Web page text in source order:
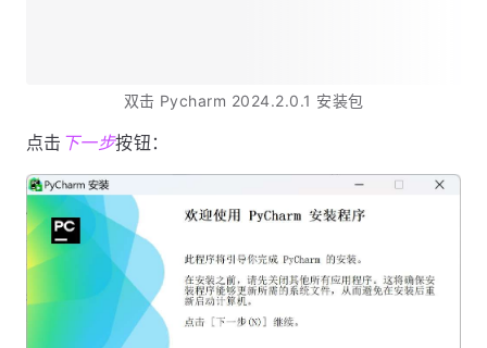
双击 Pycharm 2024.2.0.1 安装包
点击 下一步按钮：